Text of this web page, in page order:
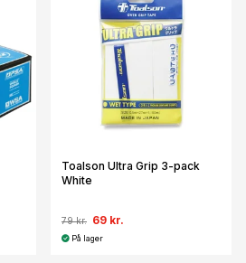
Toalson Ultra Grip 3-pack
White
79 kr. 69 kr.
På lager